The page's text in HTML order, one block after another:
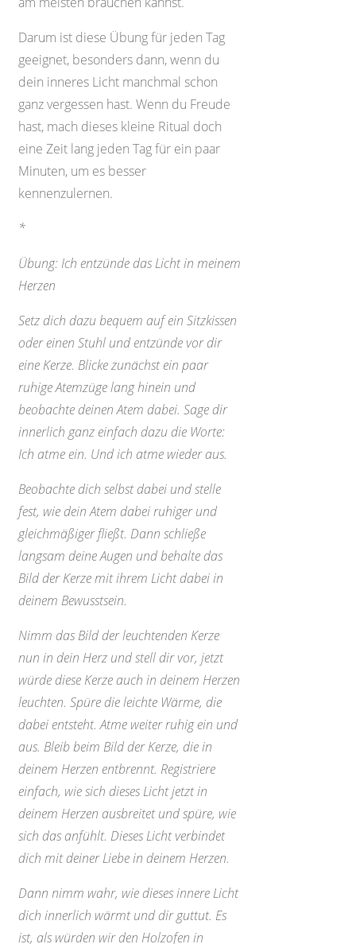
Darum ist diese Übung für jeden Tag
geeignet, besonders dann, wenn du
dein inneres Licht manchmal schon
ganz vergessen hast. Wenn du Freude
hast, mach dieses kleine Ritual doch
eine Zeit lang jeden Tag für ein paar
Minuten, um es besser
kennenzulernen.
*
Übung: Ich entzünde das Licht in meinem
Herzen
Setz dich dazu bequem auf ein Sitzkissen
oder einen Stuhl und entzünde vor dir
eine Kerze. Blicke zunächst ein paar
ruhige Atemzüge lang hinein und
beobachte deinen Atem dabei. Sage dir
innerlich ganz einfach dazu die Worte:
Ich atme ein. Und ich atme wieder aus.
Beobachte dich selbst dabei und stelle
fest, wie dein Atem dabei ruhiger und
gleichmäßiger fließt. Dann schließe
langsam deine Augen und behalte das
Bild der Kerze mit ihrem Licht dabei in
deinem Bewusstsein.
Nimm das Bild der leuchtenden Kerze
nun in dein Herz und stell dir vor, jetzt
würde diese Kerze auch in deinem Herzen
leuchten. Spüre die leichte Wärme, die
dabei entsteht. Atme weiter ruhig ein und
aus. Bleib beim Bild der Kerze, die in
deinem Herzen entbrennt. Registriere
einfach, wie sich dieses Licht jetzt in
deinem Herzen ausbreitet und spüre, wie
sich das anfühlt. Dieses Licht verbindet
dich mit deiner Liebe in deinem Herzen.
Dann nimm wahr, wie dieses innere Licht
dich innerlich wärmt und dir guttut. Es
ist, als würden wir den Holzofen in